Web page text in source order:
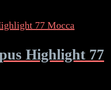
Highlight 77